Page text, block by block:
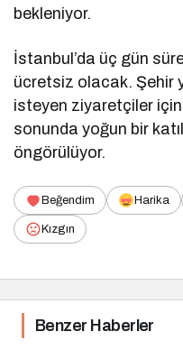
bekleniyor.
İstanbul’da üç gün
ücretsiz olacak. Şehir
isteyen ziyaretçiler
sonunda yoğun bir
öngörülüyor.
Beğendim Harika
Kızgın
Benzer Haberler